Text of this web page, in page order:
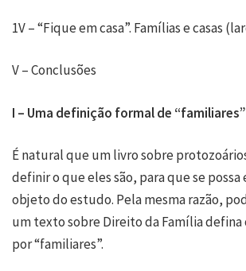
1V – “Fique em casa”. Famílias e casas
V – Conclusões
I – Uma definição formal de
É natural que um livro sobre
definir o que eles são, para que se
objeto do estudo. Pela mesma razão,
um texto sobre Direito da Família defina
por “familiares”.